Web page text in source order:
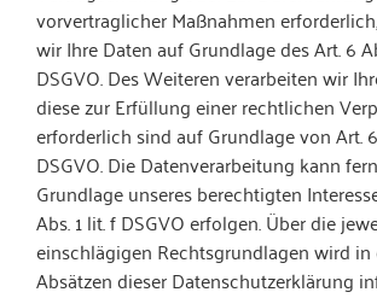
vorvertraglicher Maßnahmen
wir Ihre Daten auf Grundlage des Art. 6
DSGVO. Des Weiteren verarbeiten wir
diese zur Erfüllung einer rechtlichen
erforderlich sind auf Grundlage von Art.
DSGVO. Die Datenverarbeitung kann
Grundlage unseres berechtigten
Abs. 1 lit. f DSGVO erfolgen. Über die
einschlägigen Rechtsgrundlagen wird
Absätzen dieser Datenschutzerklärung